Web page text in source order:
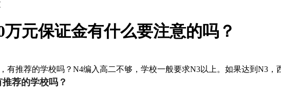
万元保证金有什么要注意的吗？
有推荐的学校吗？N4编入高二不够，学校一般要求N3以上。如果达到N3，
荐的学校吗？